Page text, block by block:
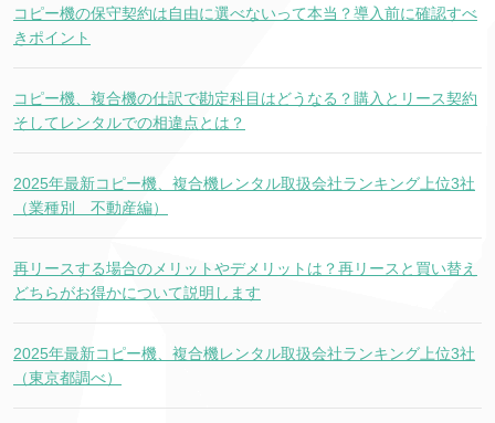
コピー機の保守契約は自由に選べないって本当？導入前に確認すべ
きポイント
コピー機、複合機の仕訳で勘定科目はどうなる？購入とリース契約
そしてレンタルでの相違点とは？
2025年最新コピー機、複合機レンタル取扱会社ランキング上位3社
（業種別 不動産編）
再リースする場合のメリットやデメリットは？再リースと買い替え
どちらがお得かについて説明します
2025年最新コピー機、複合機レンタル取扱会社ランキング上位3社
（東京都調べ）